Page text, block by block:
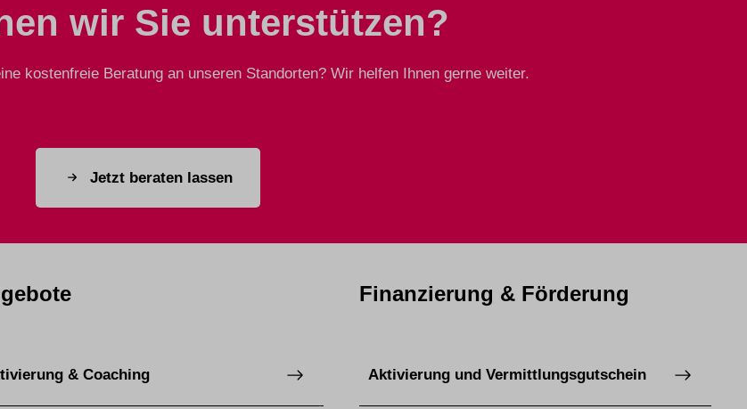
wir Sie unterstützen?
kostenfreie Beratung an unseren Standorten? Wir helfen Ihnen gerne weiter.
Jetzt beraten lassen
& Coaching
Finanzierung & Förderung
Aktivierung und Vermittlungsgutschein